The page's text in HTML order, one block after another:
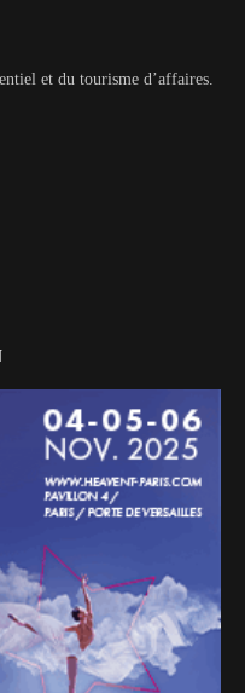
et du tourisme d’affaires.